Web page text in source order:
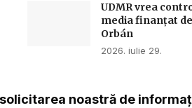
UDMR vrea
media finanțat
Orbán
2026. iulie 29.
noastră de